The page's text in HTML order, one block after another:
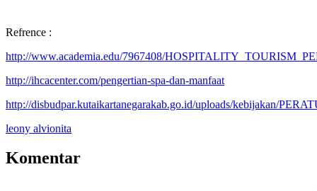
Refrence :
http://www.academia.edu/7967408/
http://ihcacenter.com/pengertian-spa-dan-manfaat
http://disbudpar.kutaikartanegarakab.go.id/uploads/kebijakan/
leony alvionita
Komentar